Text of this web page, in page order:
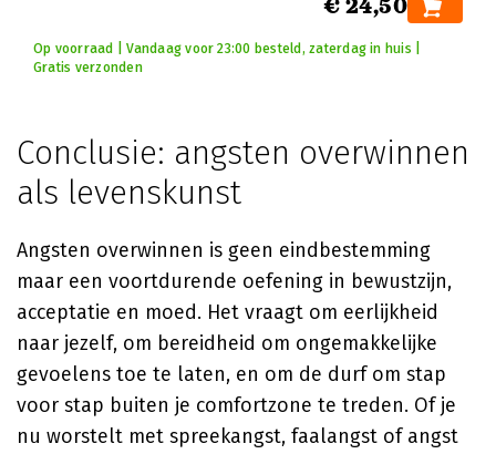
€ 24,50
Op voorraad | Vandaag voor 23:00 besteld, zaterdag in huis |
Gratis verzonden
Conclusie: angsten overwinnen
als levenskunst
Angsten overwinnen is geen eindbestemming
maar een voortdurende oefening in bewustzijn,
acceptatie en moed. Het vraagt om eerlijkheid
naar jezelf, om bereidheid om ongemakkelijke
gevoelens toe te laten, en om de durf om stap
voor stap buiten je comfortzone te treden. Of je
nu worstelt met spreekangst, faalangst of angst